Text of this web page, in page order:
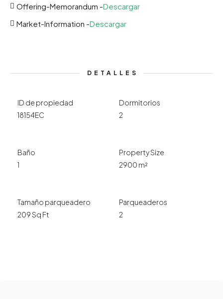
Offering-Memorandum -Descargar
Market-Information -Descargar
DETALLES
ID de propiedad
18154EC
Dormitorios
2
Baño
1
Property Size
2900 m²
Tamaño parqueadero
209 Sq Ft
Parqueaderos
2